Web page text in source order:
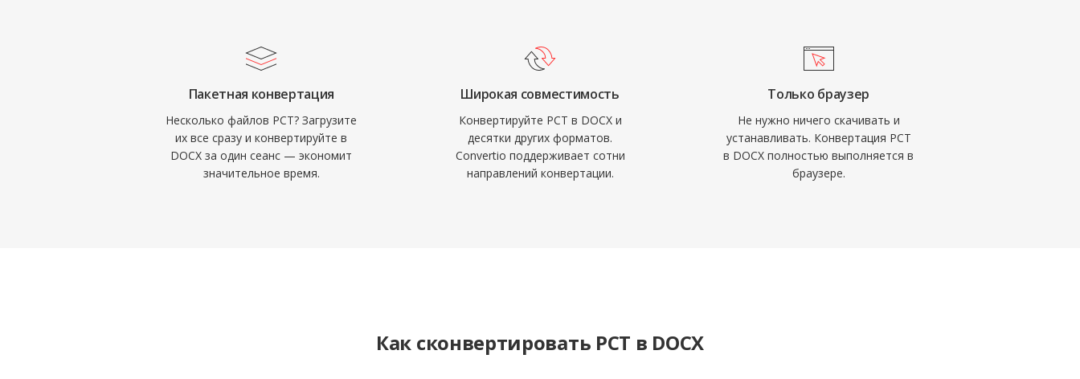
Пакетная конвертация
Несколько файлов PCT? Загрузите
их все сразу и конвертируйте в
DOCX за один сеанс — экономит
значительное время.
Широкая совместимость
Конвертируйте PCT в DOCX и
десятки других форматов.
Convertio поддерживает сотни
направлений конвертации.
Только браузер
Не нужно ничего скачивать и
устанавливать. Конвертация PCT
в DOCX полностью выполняется в
браузере.
Как сконвертировать PCT в DOCX